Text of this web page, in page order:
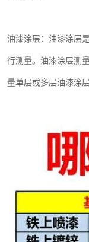
油漆涂层：油漆涂层
行测量。油漆涂层测
量单层或多层油漆涂层
配色软件
条码扫描仪维修